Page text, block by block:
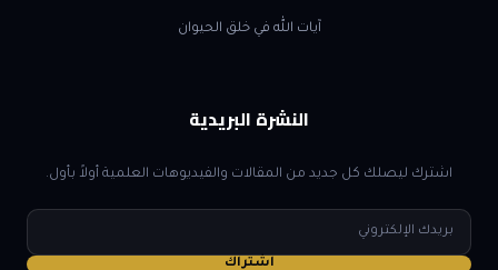
آيات الله في خلق الحيوان
النشرة البريدية
اشترك ليصلك كل جديد من المقالات والفيديوهات العلمية أولاً بأول.
البريد
الإلكتروني
اشتراك